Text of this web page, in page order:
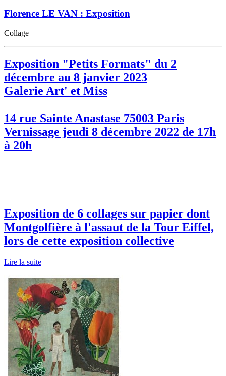
Florence LE VAN : Exposition
Collage
Exposition "Petits Formats" du 2
décembre au 8 janvier 2023
Galerie Art' et Miss
14 rue Sainte Anastase 75003 Paris
Vernissage jeudi 8 décembre 2022 de 17h
à 20h
Exposition de 6 collages sur papier dont
Montgolfière à l'assaut de la Tour Eiffel,
lors de cette exposition collective
Lire la suite